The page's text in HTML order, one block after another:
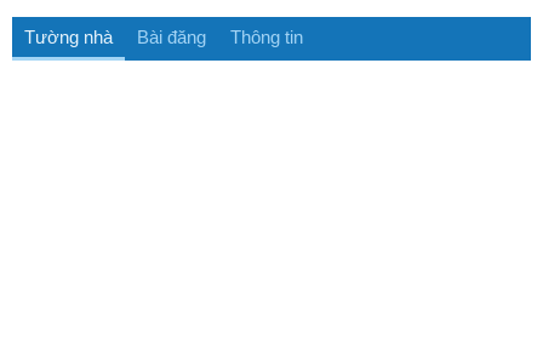
Tường nhà Bài đăng Thông tin